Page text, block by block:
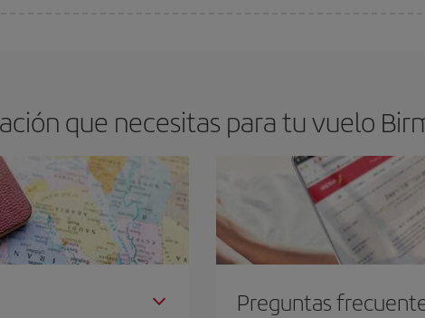
que necesitas para tu vuelo
Preguntas